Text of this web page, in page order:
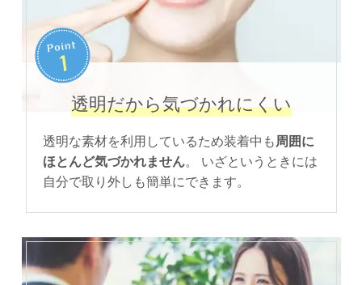
透明だから気づかれにくい
透明な素材を利用しているため装着中も 周囲に
ほとんど気づかれません。 いざというときには
自分で取り外しも簡単にできます。